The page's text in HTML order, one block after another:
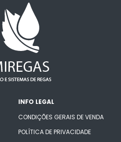
INFO LEGAL
CONDIÇÕES GERAIS DE VENDA
POLÍTICA DE PRIVACIDADE